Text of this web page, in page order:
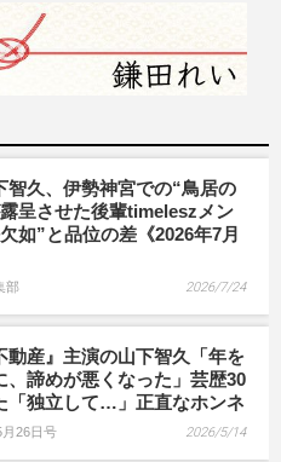
智久、伊勢神宮での“鳥居の
呈させた後輩timeleszメン
如”と品位の差《2026年7月
部 2026/7/24
動産』主演の山下智久「年を
、諦めが悪くなった」芸歴30
「独立して…」正直なホンネ
26日号 2026/5/14